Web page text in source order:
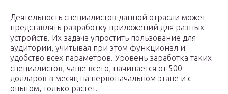
Деятельность специалистов данной отрасли может
представлять разработку приложений для разных
устройств. Их задача упростить пользование для
аудитории, учитывая при этом функционал и
удобство всех параметров. Уровень заработка таких
специалистов, чаще всего, начинается от 500
долларов в месяц на первоначальном этапе и с
опытом, только растет.